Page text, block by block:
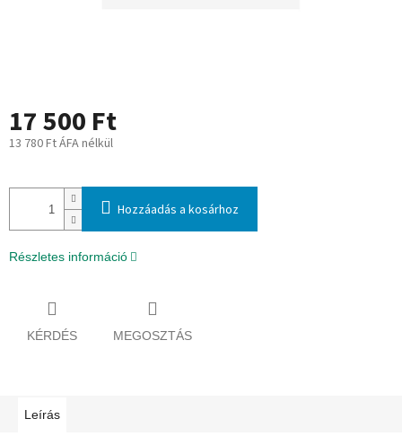
17 500 Ft
13 780 Ft ÁFA nélkül
Hozzáadás a kosárhoz
Részletes információ
KÉRDÉS MEGOSZTÁS
Leírás